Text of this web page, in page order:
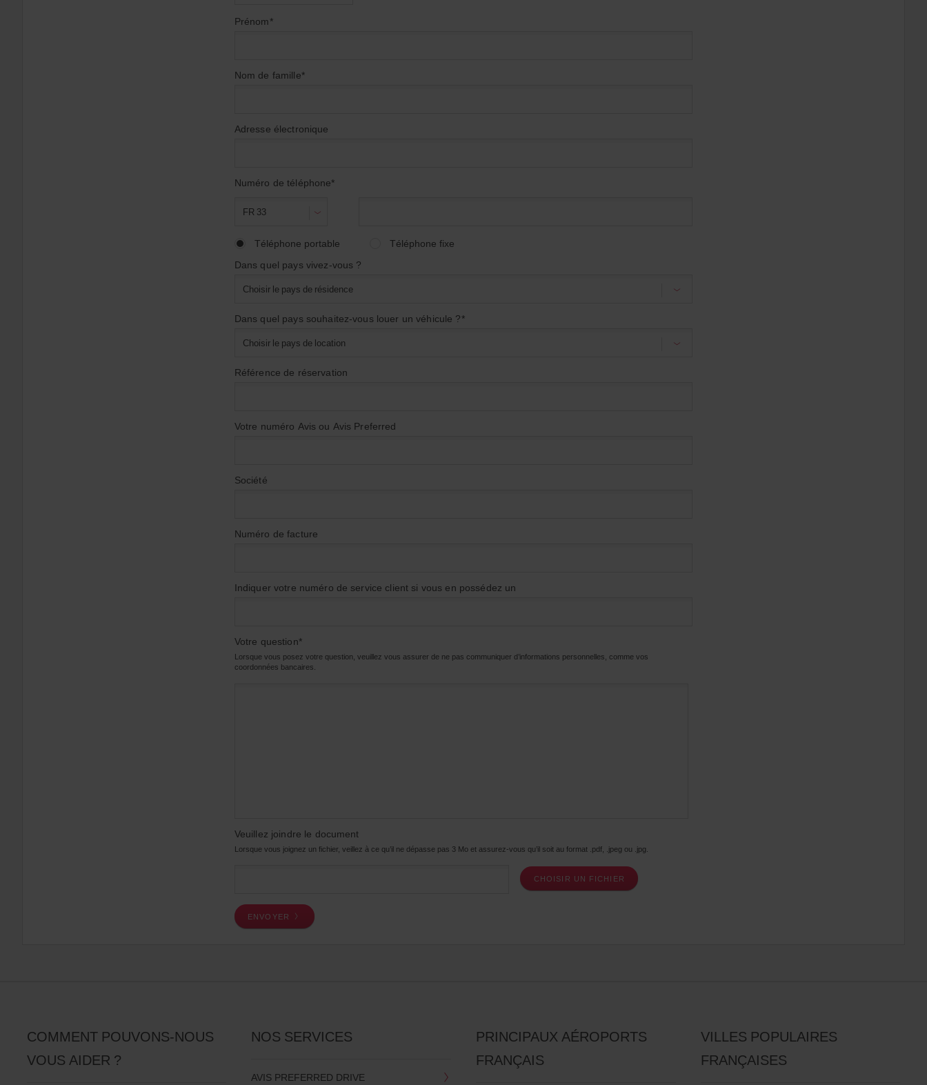
dans
laPrénom*
Nom de famille*
Adresse électronique
Numéro de téléphone*
FR 33
le
préfixe
votre
Téléphone portable
Téléphone fixe
Dans quel pays vivez-vous ?
Choisir le pays de résidence
dans
Dans quel pays souhaitez-vous louer un véhicule ?*
Choisir le pays de location
dans
Référence de réservation
Votre numéro Avis ou Avis Preferred
Société
Numéro de facture
Indiquer votre numéro de service client si vous en possédez un
Votre question*
Lorsque vous posez votre question, veuillez vous assurer de ne pas communiquer d’informations personnelles, comme vos
coordonnées bancaires.
Veuillez joindre le document
Lorsque vous joignez un fichier, veillez à ce qu’il ne dépasse pas 3 Mo et assurez-vous qu’il soit au format .pdf, .jpeg ou .jpg.
ENVOYER
COMMENT POUVONS-NOUS
VOUS AIDER ?
NOS SERVICES
AVIS PREFERRED DRIVE
PRINCIPAUX AÉROPORTS
FRANÇAIS
VILLES POPULAIRES
FRANÇAISES